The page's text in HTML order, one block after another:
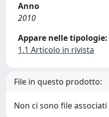
Anno
2010
Appare nelle tipologie:
1.1 Articolo in rivista
File in questo prodotto:
Non ci sono file